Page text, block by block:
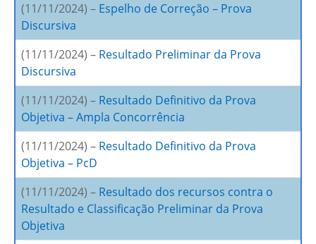
(11/11/2024) – Espelho de Correção – Prova
Discursiva
(11/11/2024) – Resultado Preliminar da Prova
Discursiva
(11/11/2024) – Resultado Definitivo da Prova
Objetiva – Ampla Concorrência
(11/11/2024) – Resultado Definitivo da Prova
Objetiva – PcD
(11/11/2024) – Resultado dos recursos contra o
Resultado e Classificação Preliminar da Prova
Objetiva